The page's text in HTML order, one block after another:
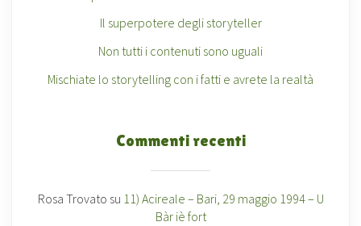
Il superpotere degli storyteller
Non tutti i contenuti sono uguali
Mischiate lo storytelling con i fatti e avrete la realtà
Commenti recenti
Rosa Trovato su 11) Acireale – Bari, 29 maggio 1994 – U
Bàr iè fort